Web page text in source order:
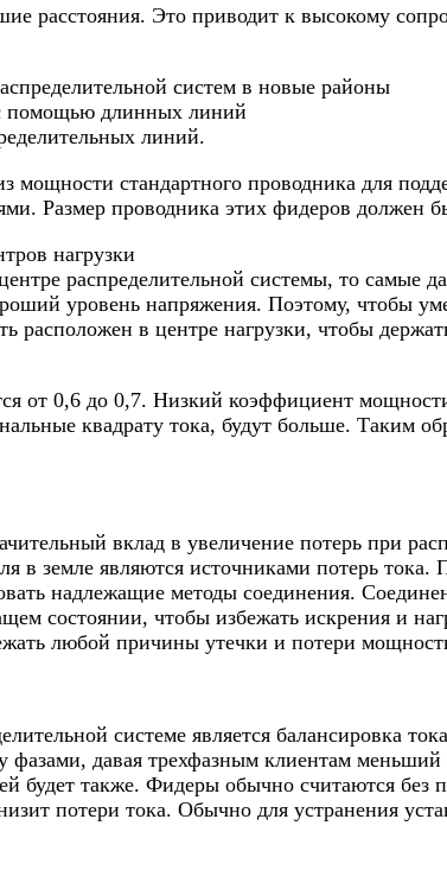
расстояния. Это приводит к высокому
систем в новые районы
помощью длинных линий
линий.
мощности стандартного проводника для
Размер проводника этих фидеров должен
нагрузки
распределительной системы, то самые
уровень напряжения. Поэтому, чтобы
расположен в центре нагрузки, чтобы
от 0,6 до 0,7. Низкий коэффициент
квадрату тока, будут больше. Таким
вклад в увеличение потерь при
в земле являются источниками потерь
надлежащие методы соединения.
состоянии, чтобы избежать искрения и
любой причины утечки и потери
системе является балансировка
давая трехфазным клиентам
будет также. Фидеры обычно считаются без
потери тока. Обычно для устранения